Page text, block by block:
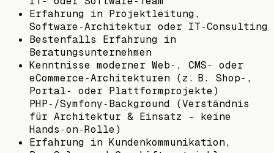
Erfahrung in Projektleitung,
Software‑Architektur oder IT‑Consulting
Bestenfalls Erfahrung in
Beratungsunternehmen
Kenntnisse moderner Web‑, CMS‑ oder
eCommerce‑Architekturen (z. B. Shop‑,
Portal‑ oder Plattformprojekte)
PHP‑/Symfony‑Background (Verständnis
für Architektur & Einsatz - keine
Hands‑on‑Rolle)
Erfahrung in Kundenkommunikation,